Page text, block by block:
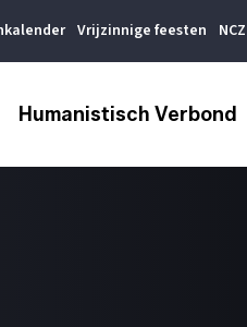
Vrijzinnige feesten NCZ
Humanistisch Verbond